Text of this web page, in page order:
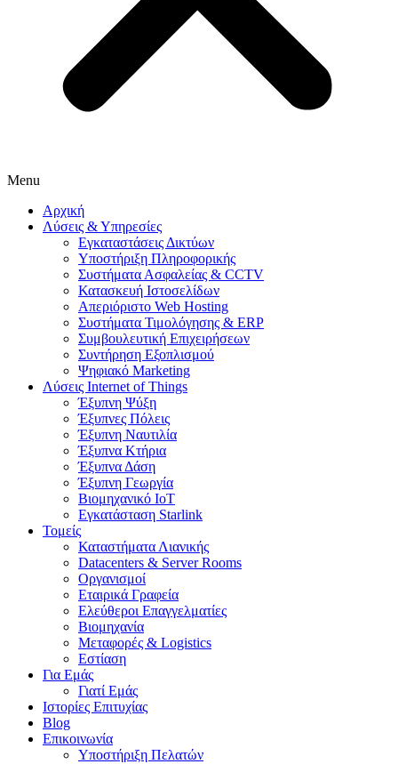
Menu
Αρχική
Λύσεις & Υπηρεσίες
Εγκαταστάσεις Δικτύων
Υποστήριξη Πληροφορικής
Συστήματα Ασφαλείας & CCTV
Κατασκευή Ιστοσελίδων
Απεριόριστο Web Hosting
Συστήματα Τιμολόγησης & ERP
Συμβουλευτική Επιχειρήσεων
Συντήρηση Εξοπλισμού
Ψηφιακό Marketing
Λύσεις Internet of Things
Έξυπνη Ψύξη
Έξυπνες Πόλεις
Έξυπνη Ναυτιλία
Έξυπνα Κτήρια
Έξυπνα Δάση
Έξυπνη Γεωργία
Βιομηχανικό IoT
Εγκατάσταση Starlink
Τομείς
Καταστήματα Λιανικής
Datacenters & Server Rooms
Οργανισμοί
Εταιρικά Γραφεία
Ελεύθεροι Επαγγελματίες
Βιομηχανία
Μεταφορές & Logistics
Εστίαση
Για Εμάς
Γιατί Εμάς
Ιστορίες Επιτυχίας
Blog
Επικοινωνία
Υποστήριξη Πελατών